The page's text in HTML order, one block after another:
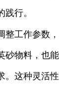
行。
整工作参数，
砂物料，也能
。这种灵活性